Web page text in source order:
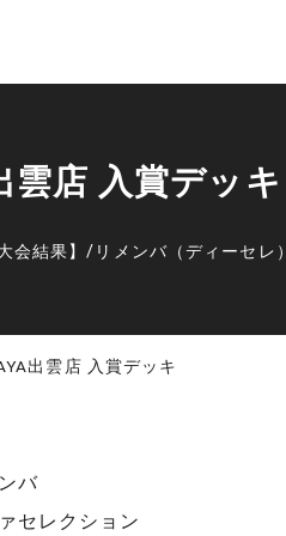
雲店 入賞デッキ
大会結果】/ リメンバ（ディーセレ）
出雲店 入賞デッキ
バ
セレクション